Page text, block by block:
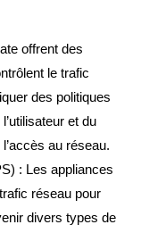
offrent des
le trafic
des politiques
et du
au réseau.
: Les appliances
réseau pour
divers types de